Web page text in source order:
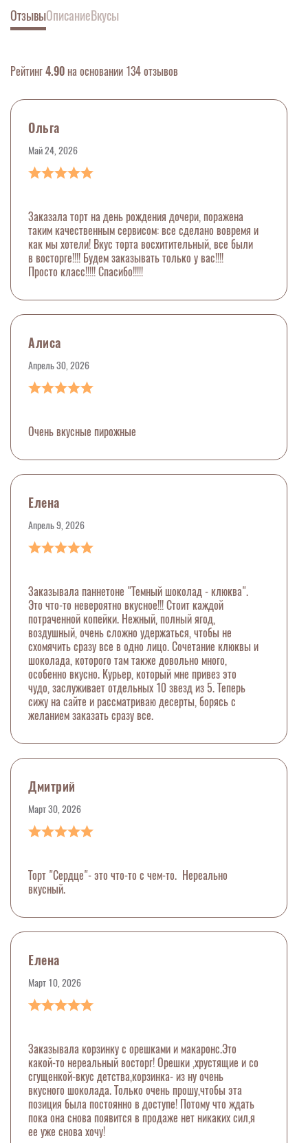
ОтзывыОписаниеВкусы
Рейтинг4.90 на основании 134 отзывов
Ольга
Май 24, 2026
Заказала торт на день рождения дочери, поражена
таким качественным сервисом: все сделано вовремя и
как мы хотели! Вкус торта восхитительный, все были
в восторге!!!! Будем заказывать только у вас!!!!
Просто класс!!!!! Спасибо!!!!!
Алиса
Апрель 30, 2026
Очень вкусные пирожные
Елена
Апрель 9, 2026
Заказывала паннетоне "Темный шоколад - клюква".
Это что-то невероятно вкусное!!! Стоит каждой
потраченной копейки. Нежный, полный ягод,
воздушный, очень сложно удержаться, чтобы не
схомячить сразу все в одно лицо. Сочетание клюквы и
шоколада, которого там также довольно много,
особенно вкусно. Курьер, который мне привез это
чудо, заслуживает отдельных 10 звезд из 5. Теперь
сижу на сайте и рассматриваю десерты, борясь с
желанием заказать сразу все.
Дмитрий
Март 30, 2026
Торт "Сердце"- это что-то с чем-то. Нереально
вкусный.
Елена
Март 10, 2026
Заказывала корзинку с орешками и макаронс.Это
какой-то нереальный восторг! Орешки ,хрустящие и со
сгущенкой-вкус детства,корзинка- из ну очень
вкусного шоколада. Только очень прошу,чтобы эта
позиция была постоянно в доступе! Потому что ждать
пока она снова появится в продаже нет никаких сил,я
ее уже снова хочу!